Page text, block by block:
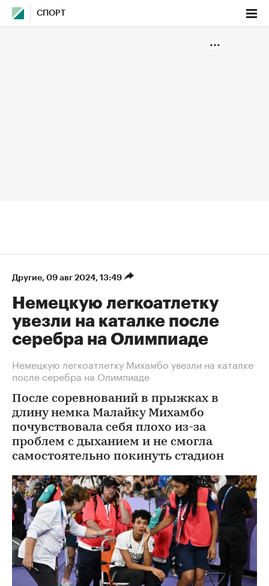
СПОРТ
Другие⁠, 09 авг 2024, 13:49
Немецкую легкоатлетку
увезли на каталке после
серебра на Олимпиаде
Немецкую легкоатлетку Михамбо увезли на каталке
после серебра на Олимпиаде
После соревнований в прыжках в
длину немка Малайку Михамбо
почувствовала себя плохо из-за
проблем с дыханием и не смогла
самостоятельно покинуть стадион